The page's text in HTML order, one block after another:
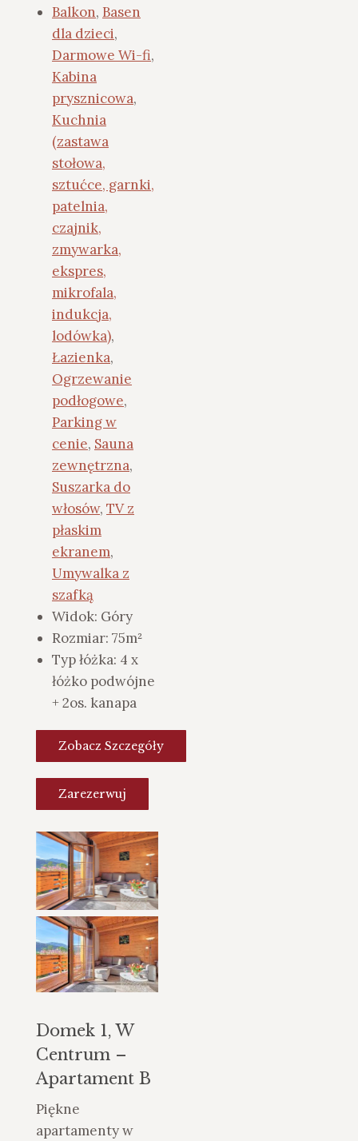
Balkon, Basen
dla dzieci,
Darmowe Wi-fi,
Kabina
prysznicowa,
Kuchnia
(zastawa
stołowa,
sztućce, garnki,
patelnia,
czajnik,
zmywarka,
ekspres,
mikrofala,
indukcja,
lodówka),
Łazienka,
Ogrzewanie
podłogowe,
Parking w
cenie, Sauna
zewnętrzna,
Suszarka do
włosów, TV z
płaskim
ekranem,
Umywalka z
szafką
Widok: Góry
Rozmiar: 75m²
Typ łóżka: 4 x
łóżko podwójne
+ 2os. kanapa
Zobacz Szczegóły
Zarezerwuj
Domek 1, W
Centrum –
Apartament B
Piękne
apartamenty w